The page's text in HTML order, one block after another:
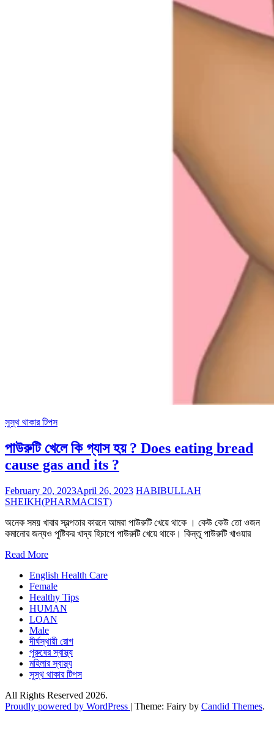
সুস্থ থাকার টিপস
পাউরুটি খেলে কি গ্যাস হয় ? Does eating bread
cause gas and its ?
February 20, 2023April 26, 2023 HABIBULLAH
SHEIKH(PHARMACIST)
অনেক সময় খাবার স্বল্পতার কারনে আমরা পাউরুটি খেয়ে থাকে । কেউ কেউ তো ওজন
কমানোর জন্যও পুষ্টিকর খাদ্য হিচাপে পাউরুটি খেয়ে থাকে। কিন্তু পাউরুটি খাওয়ার
Read More
English Health Care
Female
Healthy Tips
HUMAN
LOAN
Male
দীর্ঘস্থায়ী রোগ
পুরুষের স্বাস্থ্য
মহিলার স্বাস্থ্য
সুস্থ থাকার টিপস
All Rights Reserved 2026.
Proudly powered by WordPress | Theme: Fairy by Candid Themes.